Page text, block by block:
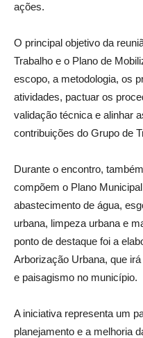
ações.
O principal objetivo da
Trabalho e o Plano de
escopo, a metodologia, os
atividades, pactuar os
validação técnica e alinhar
contribuições do Grupo de
Durante o encontro,
compõem o Plano
abastecimento de água,
urbana, limpeza urbana e
ponto de destaque foi a
Arborização Urbana, que
e paisagismo no município.
A iniciativa representa um
planejamento e a melhoria